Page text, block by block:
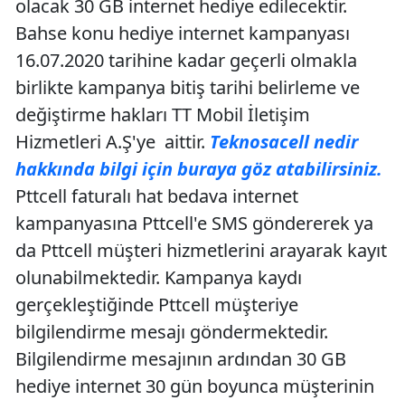
olacak 30 GB internet hediye edilecektir.
Bahse konu hediye internet kampanyası
16.07.2020 tarihine kadar geçerli olmakla
birlikte kampanya bitiş tarihi belirleme ve
değiştirme hakları TT Mobil İletişim
Hizmetleri A.Ş'ye aittir. Teknosacell nedir
hakkında bilgi için buraya göz atabilirsiniz.
Pttcell faturalı hat bedava internet
kampanyasına Pttcell'e SMS göndererek ya
da Pttcell müşteri hizmetlerini arayarak kayıt
olunabilmektedir. Kampanya kaydı
gerçekleştiğinde Pttcell müşteriye
bilgilendirme mesajı göndermektedir.
Bilgilendirme mesajının ardından 30 GB
hediye internet 30 gün boyunca müşterinin